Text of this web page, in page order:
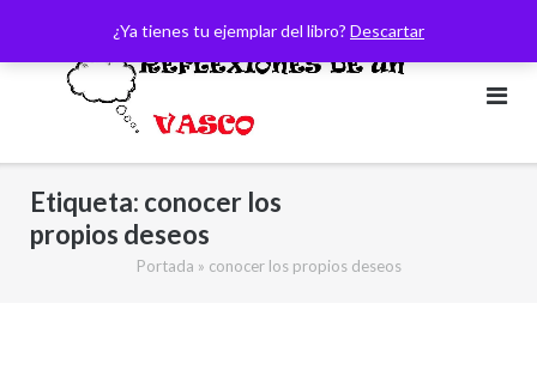
¿Ya tienes tu ejemplar del libro? Descartar
contenido
Etiqueta: conocer los
propios deseos
Portada » conocer los propios deseos